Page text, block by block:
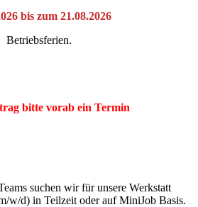
bis zum 21.08.2026
Betriebsferien.
bitte vorab ein Termin
suchen wir für unsere Werkstatt
w/d) in Teilzeit oder auf MiniJob Basis.